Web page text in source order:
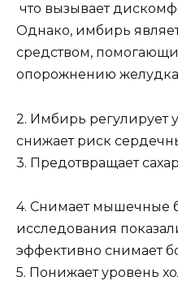
что вызывает
Однако, имбирь
средством,
опорожнению
2. Имбирь регулирует
снижает риск
3. Предотвращает
4. Снимает мышечные
исследования
эффективно снимает
5. Понижает уровень